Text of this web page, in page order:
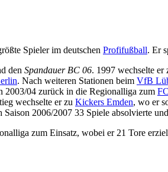
Spieler im deutschen Profifußball. Er
den Spandauer BC 06. 1997 wechselte er
. Nach weiteren Stationen beim VfB
2003/04 zurück in die Regionalliga zum
wechselte er zu Kickers Emden, wo er
2006/2007 33 Spiele absolvierte
zum Einsatz, wobei er 21 Tore